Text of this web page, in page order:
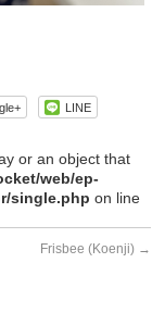
LINE
or an object that
web/ep-
single.php on line
Frisbee (Koenji) →